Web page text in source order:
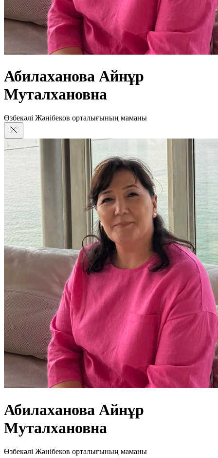
Абилаханова Айнұр
Муталхановна
Өзбекәлі Жәнібеков орталығының маманы
Абилаханова Айнұр
Муталхановна
Өзбекәлі Жәнібеков орталығының маманы